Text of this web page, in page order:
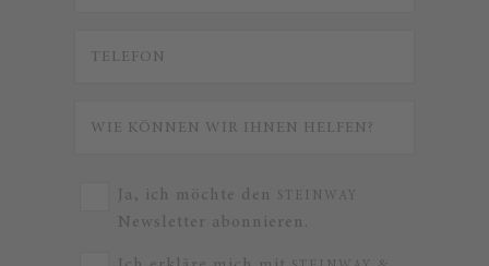
Ja, ich möchte den STEINWAY
Newsletter abonnieren.